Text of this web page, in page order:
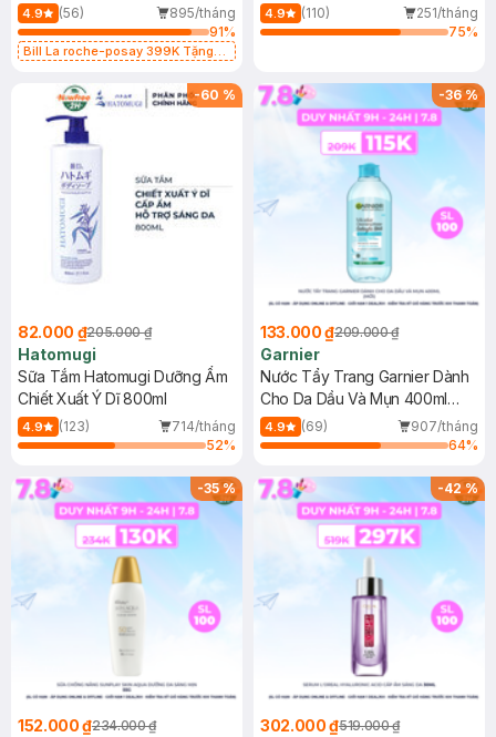
Dụng 40ml
4.9 (56)
895/tháng
91%
Bill La roche-posay 399K Tặng
(SL có hạn)
40ml
4.9 (110)
251/tháng
75%
-60 %
82.000 ₫205.000 ₫
Hatomugi
Sữa Tắm Hatomugi Dưỡng Ẩm
Chiết Xuất Ý Dĩ 800ml
4.9 (123)
714/tháng
52%
-36%
133.000 ₫209.000 ₫
Garnier
Nước Tẩy Trang Garnier Dành
Cho Da Dầu Và Mụn 400ml
(Mới)
4.9 (69)
907/tháng
64%
-35%
152.000 ₫234.000 ₫
-42%
302.000 ₫519.000 ₫